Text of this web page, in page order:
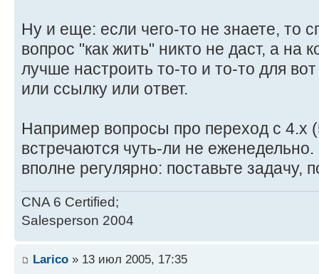
Ну и еще: если чего-то не знаете, то
вопрос "как жить" никто не даст, а на
лучше настроить то-то и то-то для
или ссылку или ответ.
Например вопросы про переход с 4.х
встречаются чуть-ли не
вполне регулярно: поставьте задачу,
CNA 6 Certified;
Salesperson 2004
Larico » 13 июл 2005, 17:35